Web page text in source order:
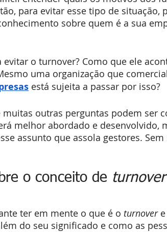
para evitar esse tipo de situação,
sobre quem é a sua
o turnover? Como que ele
uma organização que
está sujeita a passar por isso?
muitas outras perguntas podem ser
melhor abordado e desenvolvido,
assunto que assola gestores.
o conceito de turnover
ter em mente o que é o turnover e
do seu significado e como as